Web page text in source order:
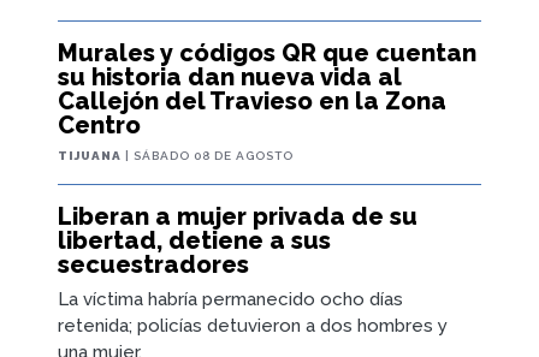
Murales y códigos QR que cuentan
su historia dan nueva vida al
Callejón del Travieso en la Zona
Centro
TIJUANA | SÁBADO 08 DE AGOSTO
Liberan a mujer privada de su
libertad, detiene a sus
secuestradores
La víctima habría permanecido ocho días
retenida; policías detuvieron a dos hombres y
una mujer.